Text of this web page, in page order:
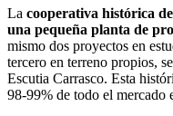
La cooperativa histórica
una pequeña planta de
mismo dos proyectos en
tercero en terreno propios,
Escutia Carrasco. Esta
98-99% de todo el mercado